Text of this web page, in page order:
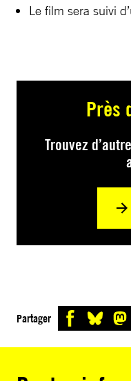
Le film sera suivi
Près
Trouvez
Partager